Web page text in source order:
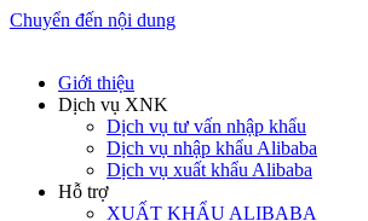
Chuyển đến nội dung
Giới thiệu
Dịch vụ XNK
Dịch vụ tư vấn nhập khẩu
Dịch vụ nhập khẩu Alibaba
Dịch vụ xuất khẩu Alibaba
Hỗ trợ
XUẤT KHẨU ALIBABA